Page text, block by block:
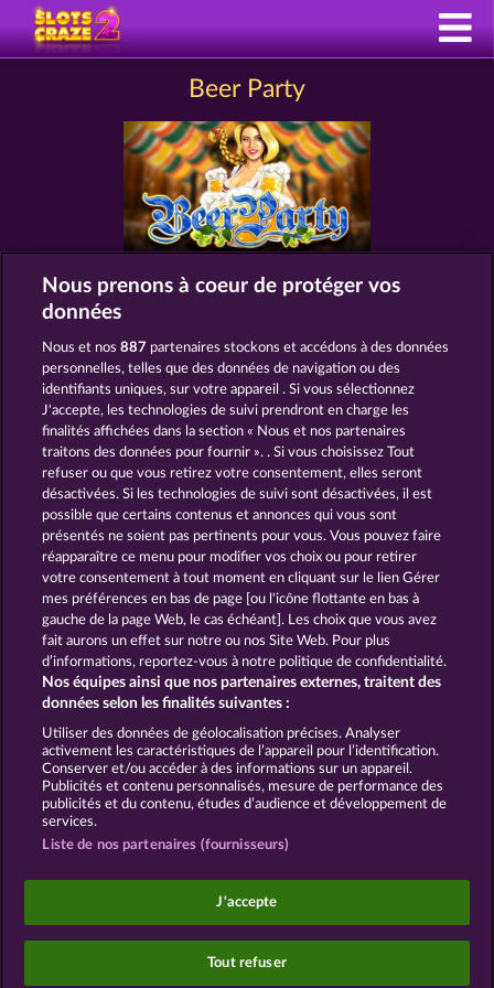
Beer Party
MACHINES À SOUS COMME BEER
PARTY
SNEGUROCHKA HALLOW REELS
CGU Charte de confidentialité
Mentions légales Société FAQ
Facebook
Envoyer la demande de rétractation
Les jeux de casino sociaux sont prévus uniquement
à des fins de divertissement et n'ont absolument
jeux avec de l'argent réel.
©2026 Whow Games GmbH
Nous prenons à coeur de protéger vos
données
Nous et nos887 partenaires stockons et accédons à des données
personnelles, telles que des données de navigation ou des
identifiants uniques, sur votre appareil . Si vous sélectionnez
J'accepte, les technologies de suivi prendront en charge les
finalités affichées dans la section « Nous et nos partenaires
traitons des données pour fournir ». . Si vous choisissez Tout
refuser ou que vous retirez votre consentement, elles seront
désactivées. Si les technologies de suivi sont désactivées, il est
possible que certains contenus et annonces qui vous sont
présentés ne soient pas pertinents pour vous. Vous pouvez faire
réapparaître ce menu pour modifier vos choix ou pour retirer
votre consentement à tout moment en cliquant sur le lien Gérer
mes préférences en bas de page [ou l'icône flottante en bas à
gauche de la page Web, le cas échéant]. Les choix que vous avez
fait aurons un effet sur notre ou nos Site Web. Pour plus
d’informations, reportez-vous à notre politique de confidentialité.
Nos équipes ainsi que nos partenaires externes, traitent des
données selon les finalités suivantes :
Utiliser des données de géolocalisation précises. Analyser
activement les caractéristiques de l’appareil pour l’identification.
Conserver et/ou accéder à des informations sur un appareil.
Publicités et contenu personnalisés, mesure de performance des
publicités et du contenu, études d’audience et développement de
services.
Liste de nos partenaires (fournisseurs)
J'accepte
Tout refuser